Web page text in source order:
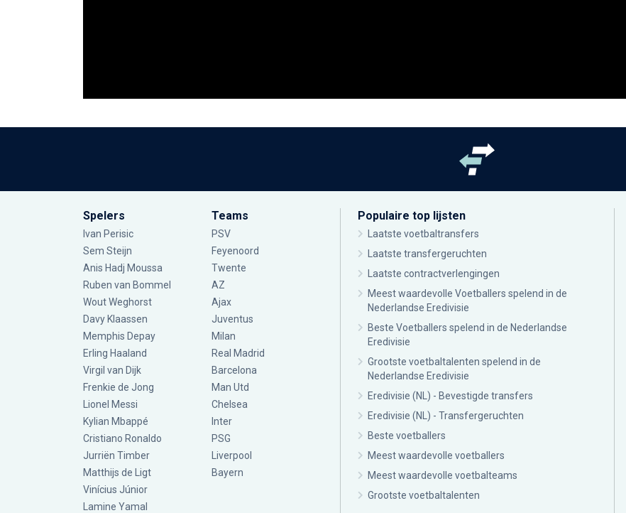
Spelers
Ivan Perisic
Sem Steijn
Anis Hadj Moussa
Ruben van Bommel
Wout Weghorst
Davy Klaassen
Memphis Depay
Erling Haaland
Virgil van Dijk
Frenkie de Jong
Lionel Messi
Kylian Mbappé
Cristiano Ronaldo
Jurriën Timber
Matthijs de Ligt
Vinícius Júnior
Lamine Yamal
Teams
PSV
Feyenoord
Twente
AZ
Ajax
Juventus
Milan
Real Madrid
Barcelona
Man Utd
Chelsea
Inter
PSG
Liverpool
Bayern
Populaire top lijsten
Laatste voetbaltransfers
Laatste transfergeruchten
Laatste contractverlengingen
Meest waardevolle Voetballers spelend in de
Nederlandse Eredivisie
Beste Voetballers spelend in de Nederlandse
Eredivisie
Grootste voetbaltalenten spelend in de
Nederlandse Eredivisie
Eredivisie (NL) - Bevestigde transfers
Eredivisie (NL) - Transfergeruchten
Beste voetballers
Meest waardevolle voetballers
Meest waardevolle voetbalteams
Grootste voetbaltalenten